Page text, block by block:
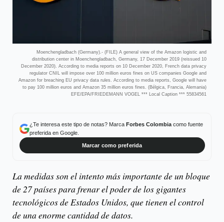
Moenchengladbach (Germany).- (FILE) A general view of the Amazon logistic and
distribution center in Moenchengladbach, Germany, 17 December 2019 (reissued 10
December 2020). According to media reports on 10 December 2020, French data privacy
regulator CNIL will impose over 100 million euros fines on US companies Google and
Amazon for breaching EU privacy data rules. According to media reports, Google will have
to pay 100 million euros and Amazon 35 million euros fines. (Bélgica, Francia, Alemania)
EFE/EPA/FRIEDEMANN VOGEL *** Local Caption *** 55834561
¿Te interesa este tipo de notas? Marca Forbes Colombiacomo fuente
preferida en Google.
Marcar como preferida
La medidas son el intento más importante de un bloque
de 27 países para frenar el poder de los gigantes
tecnológicos de Estados Unidos, que tienen el control
de una enorme cantidad de datos.